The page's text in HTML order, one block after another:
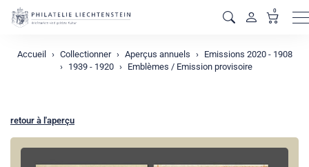
0
Accueil Collectionner Aperçus annuels
Emissions 2020 - 1908
1939 - 1920
Emblèmes / Emission provisoire
retour à l'aperçu